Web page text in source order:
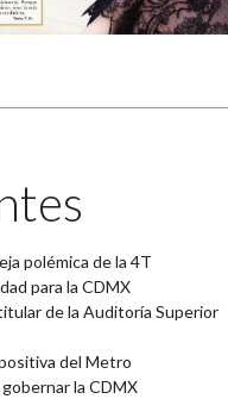
polémica de la 4T
para la CDMX
de la Auditoría Superior
del Metro
la CDMX